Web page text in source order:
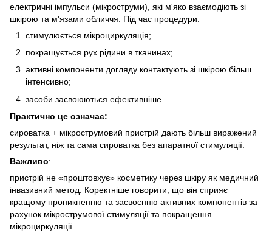
електричні імпульси (мікроструми), які м'яко взаємодіють зі
шкірою та м'язами обличчя. Під час процедури:
стимулюється мікроциркуляція;
покращується рух рідини в тканинах;
активні компоненти догляду контактують зі шкірою більш
інтенсивно;
засоби засвоюються ефективніше.
Практично це означає:
сироватка + мікрострумовий пристрій дають більш виражений
результат, ніж та сама сироватка без апаратної стимуляції.
Важливо:
пристрій не «проштовхує» косметику через шкіру як медичний
інвазивний метод. Коректніше говорити, що він сприяє
кращому проникненню та засвоєнню активних компонентів за
рахунок мікрострумової стимуляції та покращення
мікроциркуляції.